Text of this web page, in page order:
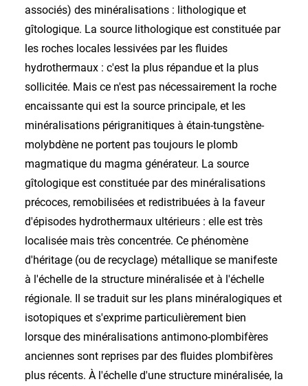
associés) des minéralisations : lithologique et
gîtologique. La source lithologique est constituée par
les roches locales lessivées par les fluides
hydrothermaux : c'est la plus répandue et la plus
sollicitée. Mais ce n'est pas nécessairement la roche
encaissante qui est la source principale, et les
minéralisations périgranitiques à étain-tungstène-
molybdène ne portent pas toujours le plomb
magmatique du magma générateur. La source
gîtologique est constituée par des minéralisations
précoces, remobilisées et redistribuées à la faveur
d'épisodes hydrothermaux ultérieurs : elle est très
localisée mais très concentrée. Ce phénomène
d'héritage (ou de recyclage) métallique se manifeste
à l'échelle de la structure minéralisée et à l'échelle
régionale. Il se traduit sur les plans minéralogiques et
isotopiques et s'exprime particulièrement bien
lorsque des minéralisations antimono-plombifères
anciennes sont reprises par des fluides plombifères
plus récents. À l'échelle d'une structure minéralisée, la